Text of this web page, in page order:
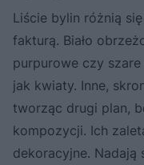
Liście bylin różnią
fakturą. Biało
purpurowe czy
jak kwiaty. Inne,
tworząc drugi plan,
kompozycji. Ich
dekoracyjne. Nadają